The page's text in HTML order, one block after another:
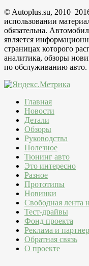
© Autoplus.su,
использовании
обязательна.
является
страницах которого
аналитика, обзоры
по обслуживанию авто.
Главная
Новости
Детали
Обзоры
Руководства
Полезное
Тюнинг авто
Это интересно
Разное
Прототипы
Новинки
Свободная лента
Тест-драйвы
Фонд проекта
Реклама и
Обратная связь
О проекте